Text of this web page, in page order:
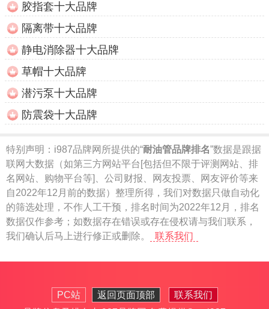
胶指套十大品牌
隔离带十大品牌
静电消除器十大品牌
草帽十大品牌
潜污泵十大品牌
防震袋十大品牌
特别声明： i987品牌网所提供的“耐油管品牌排名”数据是跟据
联网大数据（如第三方网站平台[包括但不限于评测网站、排
名网站、购物平台等]、公司财报、网友投票、网友评价等来
自2022年12月前的数据）整理所得，我们对数据只做自动化
的筛选处理，不作人工干预，排名时间为2022年12月，排名
数据仅作参考；如数据存在错误或存在侵权请与我们联系，
我们确认后马上进行修正或删除。
联系我们
PC站 返回页面顶部
联系我们